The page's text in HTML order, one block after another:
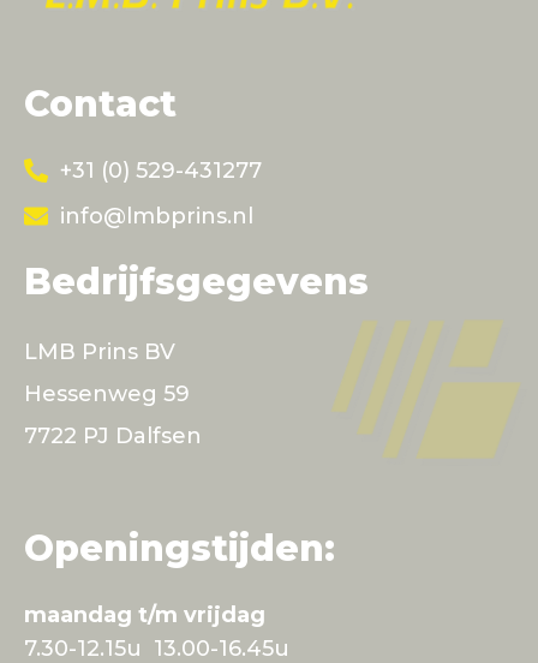
Contact
+31 (0) 529-431277
info@lmbprins.nl
Bedrijfsgegevens
LMB Prins BV
Hessenweg 59
7722 PJ Dalfsen
Openingstijden:
maandag t/m vrijdag
7.30-12.15u 13.00-16.45u